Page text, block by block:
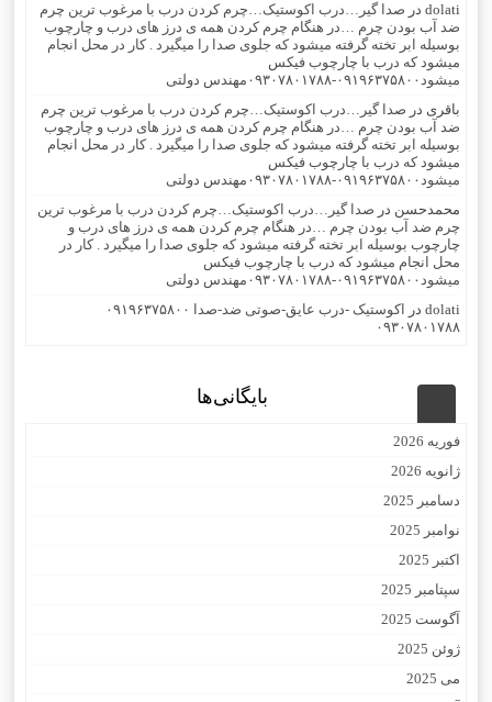
dolati در صدا گیر…درب اکوستیک…چرم کردن درب با مرغوب ترین چرم
ضد آب بودن چرم …در هنگام چرم کردن همه ی درز های درب و چارچوب
بوسیله ابر تخته گرفته میشود که جلوی صدا را میگیرد . کار در محل انجام
میشود که درب با چارچوب فیکس
میشود۰۹۱۹۶۳۷۵۸۰۰-۰۹۳۰۷۸۰۱۷۸۸مهندس دولتی
باقری در صدا گیر…درب اکوستیک…چرم کردن درب با مرغوب ترین چرم
ضد آب بودن چرم …در هنگام چرم کردن همه ی درز های درب و چارچوب
بوسیله ابر تخته گرفته میشود که جلوی صدا را میگیرد . کار در محل انجام
میشود که درب با چارچوب فیکس
میشود۰۹۱۹۶۳۷۵۸۰۰-۰۹۳۰۷۸۰۱۷۸۸مهندس دولتی
محمدحسن در صدا گیر…درب اکوستیک…چرم کردن درب با مرغوب ترین
چرم ضد آب بودن چرم …در هنگام چرم کردن همه ی درز های درب و
چارچوب بوسیله ابر تخته گرفته میشود که جلوی صدا را میگیرد . کار در
محل انجام میشود که درب با چارچوب فیکس
میشود۰۹۱۹۶۳۷۵۸۰۰-۰۹۳۰۷۸۰۱۷۸۸مهندس دولتی
dolati در
اکوستیک -درب عایق-صوتی ضد-صدا ۰۹۱۹۶۳۷۵۸۰۰
۰۹۳۰۷۸۰۱۷۸۸
بایگانی‌ها
فوریه 2026
ژانویه 2026
دسامبر 2025
نوامبر 2025
اکتبر 2025
سپتامبر 2025
آگوست 2025
ژوئن 2025
می 2025